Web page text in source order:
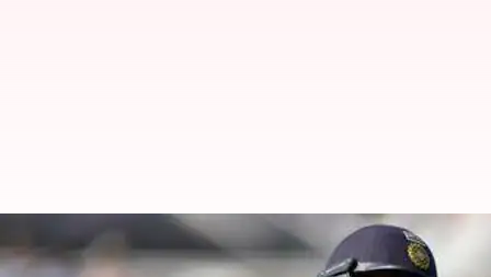
రోహిత్ శర్మను వెంటాడుతున్న బ్యాడ్‌